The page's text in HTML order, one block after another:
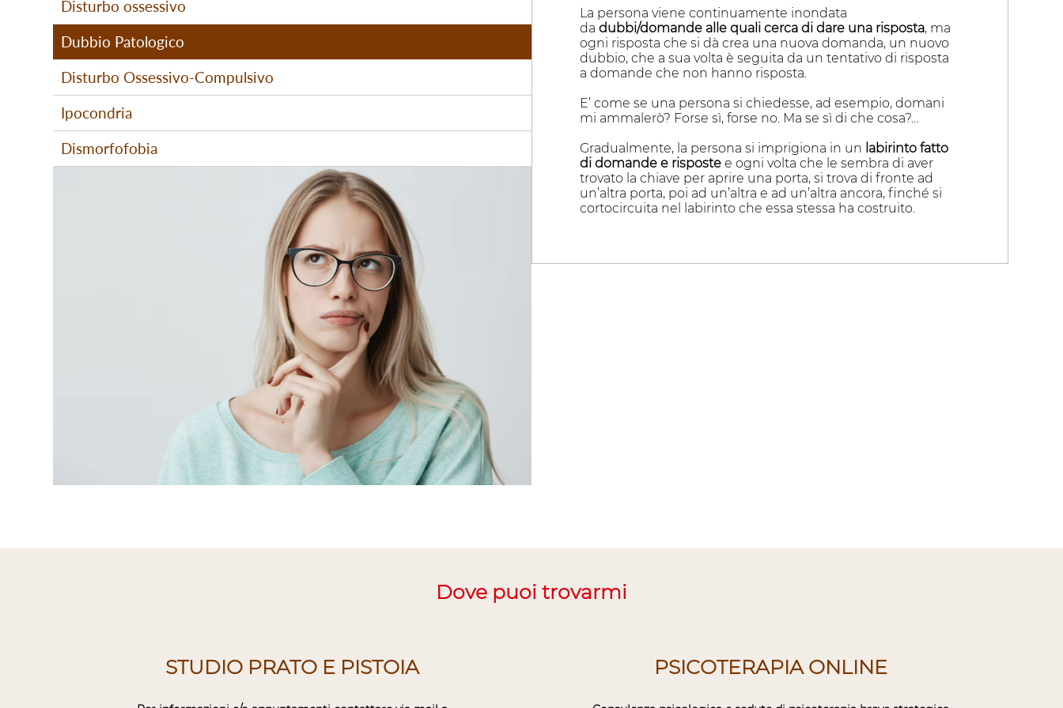
Disturbo ossessivo
Dubbio Patologico
Disturbo Ossessivo-Compulsivo
Ipocondria
Dismorfofobia
La persona viene continuamente inondata
dadubbi/domande alle quali cerca di dare una risposta, ma
ogni risposta che si dà crea una nuova domanda, un nuovo
dubbio, che a sua volta è seguita da un tentativo di risposta
a domande che non hanno risposta.
E’ come se una persona si chiedesse, ad esempio, domani
mi ammalerò? Forse sì, forse no. Ma se sì di che cosa?…
Gradualmente, la persona si imprigiona in un labirinto fatto
di domande e risposte e ogni volta che le sembra di aver
trovato la chiave per aprire una porta, si trova di fronte ad
un’altra porta, poi ad un’altra e ad un’altra ancora, finché si
cortocircuita nel labirinto che essa stessa ha costruito.
Dove puoi trovarmi
STUDIO PRATO E PISTOIA PSICOTERAPIA ONLINE